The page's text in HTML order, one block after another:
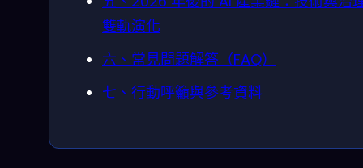
雙軌演化
六、常見問題解答（FAQ）
七、行動呼籲與參考資料